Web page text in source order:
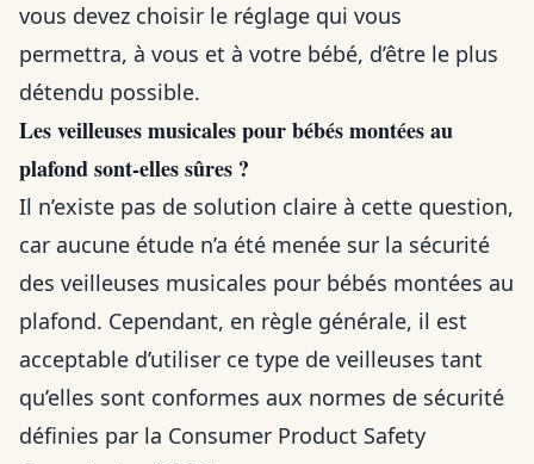
vous devez choisir le réglage qui vous
permettra, à vous et à votre bébé, d’être le plus
détendu possible.
Les veilleuses musicales pour bébés montées au
plafond sont-elles sûres ?
Il n’existe pas de solution claire à cette question,
car aucune étude n’a été menée sur la sécurité
des veilleuses musicales pour bébés montées au
plafond. Cependant, en règle générale, il est
acceptable d’utiliser ce type de veilleuses tant
qu’elles sont conformes aux normes de sécurité
définies par la Consumer Product Safety